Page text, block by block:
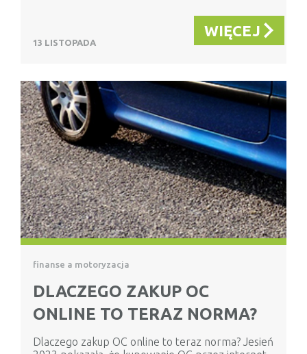
13 LISTOPADA
WIĘCEJ
finanse a motoryzacja
DLACZEGO ZAKUP OC
ONLINE TO TERAZ NORMA?
Dlaczego zakup OC online to teraz norma? Jesień